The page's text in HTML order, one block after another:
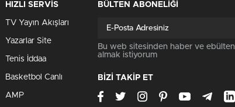
HIZLI SERVİS
TV Yayın Akışları
Yazarlar Site
Tenis İddaa
Basketbol Canlı
AMP
BÜLTEN ABONELİĞİ
Bu web sitesinden haber ve ebülten
almak istiyorum
BİZİ TAKİP ET